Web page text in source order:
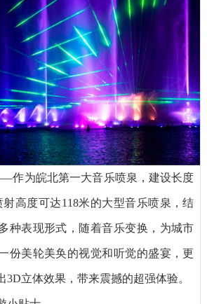
作为皖北第一大音乐喷泉，建设长度
射高度可达118米的大型音乐喷泉，结
种表现形式，随着音乐变换，为城市
份美轮美奂的视觉和听觉的盛宴，更
3D立体效果，带来震撼的超强体验。